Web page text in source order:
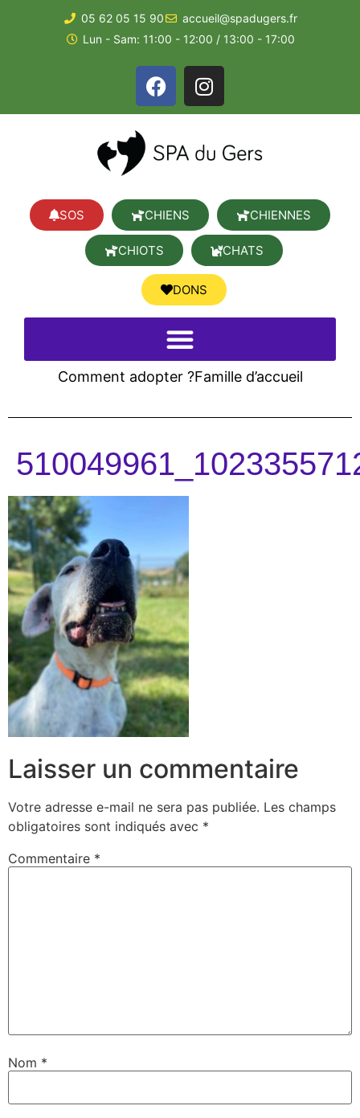
05 62 05 15 90
accueil@spadugers.fr
Lun - Sam: 11:00 - 12:00 / 13:00 - 17:00
SOS CHIENS CHIENNES
CHIOTS CHATS
DONS
Comment adopter ?Famille d’accueil
Laisser un commentaire
Votre adresse e-mail ne sera pas publiée. Les champs
obligatoires sont indiqués avec *
Commentaire *
Nom *